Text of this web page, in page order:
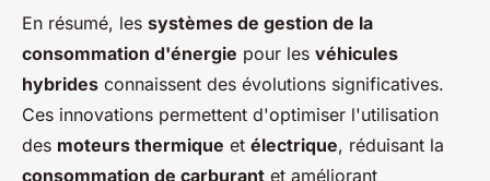
En résumé, les systèmes de gestion de la
consommation d'énergie pour les véhicules
hybrides connaissent des évolutions significatives.
Ces innovations permettent d'optimiser l'utilisation
des moteurs thermique et électrique, réduisant la
consommation de carburant et améliorant